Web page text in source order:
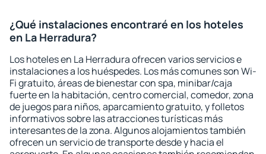
¿Qué instalaciones encontraré en los hoteles
en La Herradura?
Los hoteles en La Herradura ofrecen varios servicios e
instalaciones a los huéspedes. Los más comunes son Wi-
Fi gratuito, áreas de bienestar con spa, minibar/caja
fuerte en la habitación, centro comercial, comedor, zona
de juegos para niños, aparcamiento gratuito, y folletos
informativos sobre las atracciones turísticas más
interesantes de la zona. Algunos alojamientos también
ofrecen un servicio de transporte desde y hacia el